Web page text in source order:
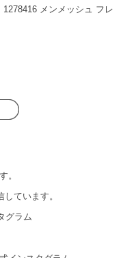
メンメッシュ フレ
。
ています。
グラム